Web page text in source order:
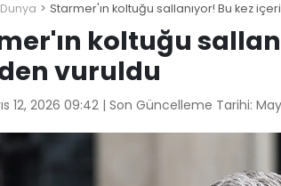
Dunya Starmer'ın koltuğu sallanıyor! Bu kez
koltuğu
vuruldu
12, 2026 09:42 | Son Güncelleme Tarihi: